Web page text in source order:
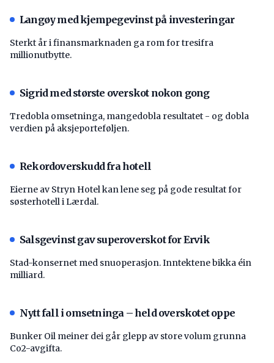
Langøy med kjempegevinst på investeringar
Sterkt år i finansmarknaden ga rom for tresifra
millionutbytte.
Sigrid med største overskot nokon gong
Tredobla omsetninga, mangedobla resultatet - og dobla
verdien på aksjeporteføljen.
Rekordoverskudd fra hotell
Eierne av Stryn Hotel kan lene seg på gode resultat for
søsterhotell i Lærdal.
Salsgevinst gav superoverskot for Ervik
Stad-konsernet med snuoperasjon. Inntektene bikka éin
milliard.
Nytt fall i omsetninga – held overskotet oppe
Bunker Oil meiner dei går glepp av store volum grunna
Co2-avgifta.